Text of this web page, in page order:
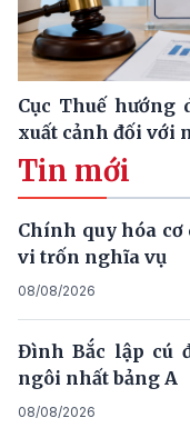
Cục Thuế hướng
xuất cảnh đối với
Tin mới
Chính quy hóa cơ
vi trốn nghĩa vụ
08/08/2026
Đình Bắc lập cú
ngôi nhất bảng A
08/08/2026